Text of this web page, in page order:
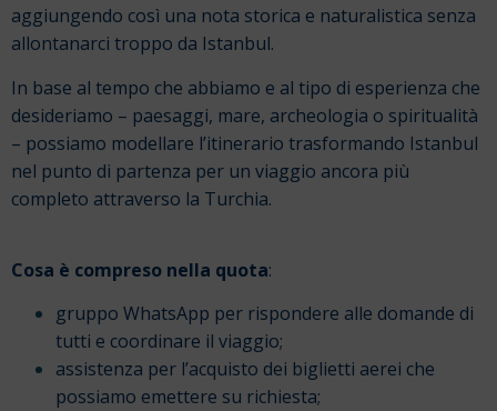
aggiungendo così una nota storica e naturalistica senza
allontanarci troppo da Istanbul.
In base al tempo che abbiamo e al tipo di esperienza che
desideriamo – paesaggi, mare, archeologia o spiritualità
– possiamo modellare l’itinerario trasformando Istanbul
nel punto di partenza per un viaggio ancora più
completo attraverso la Turchia.
Cosa è compreso nella quota:
gruppo WhatsApp per rispondere alle domande di
tutti e coordinare il viaggio;
assistenza per l’acquisto dei biglietti aerei che
possiamo emettere su richiesta;